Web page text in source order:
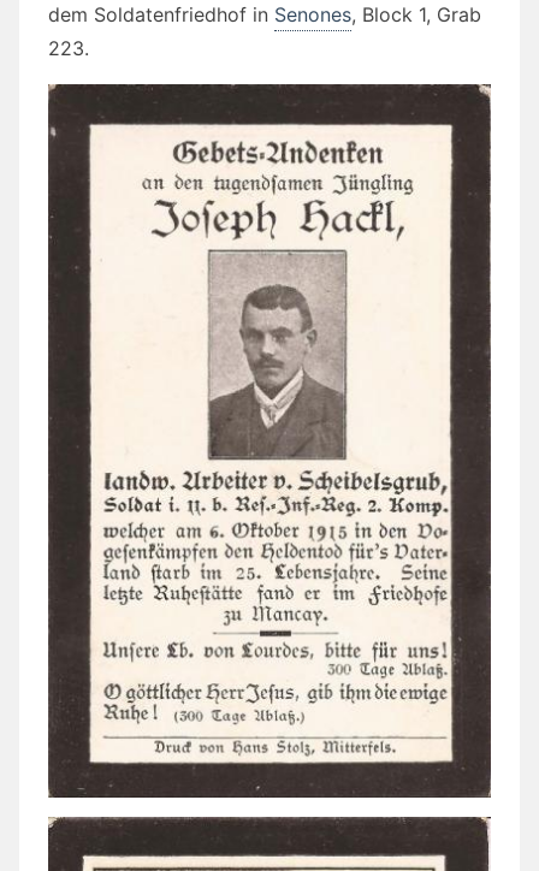
dem Soldatenfriedhof in Senones, Block 1, Grab
223.